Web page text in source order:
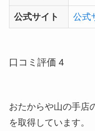
公式サイト 公式
口コミ評価 4
おたからや山の手店
を取得しています。